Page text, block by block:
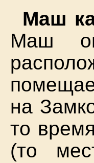
Маш
Маш
на
то
(то